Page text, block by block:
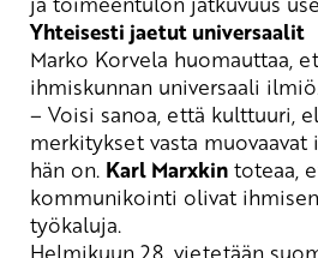
Yhteisesti jaetut universaalit
Marko Korvela huomauttaa,
ihmiskunnan universaali ilmiö.
– Voisi sanoa, että kulttuuri,
merkitykset vasta
hän on. Karl Marxkin toteaa,
kommunikointi olivat
työkaluja.
Helmikuun 28. vietetään